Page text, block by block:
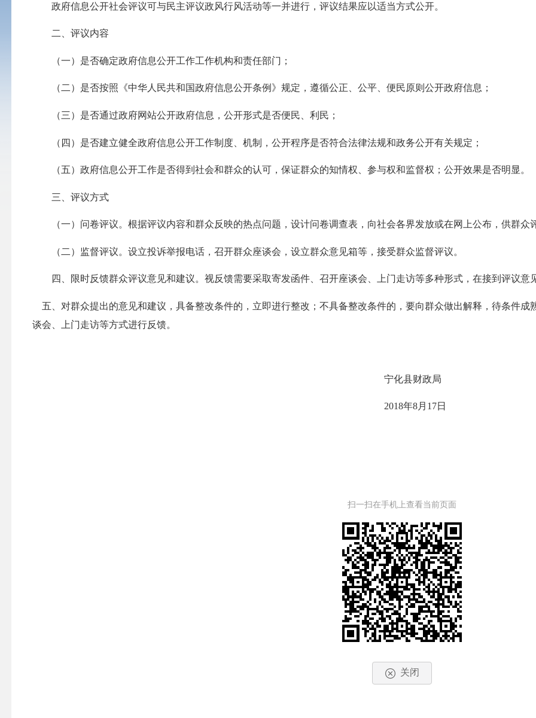
政府信息公开社会评议可与民主评议政风行风活动等一并进行，评议结果应以适当方式公开。
二、评议内容
（一）是否确定政府信息公开工作工作机构和责任部门；
（二）是否按照《中华人民共和国政府信息公开条例》规定，遵循公正、公平、便民原则公开政府信息；
（三）是否通过政府网站公开政府信息，公开形式是否便民、利民；
（四）是否建立健全政府信息公开工作制度、机制，公开程序是否符合法律法规和政务公开有关规定；
（五）政府信息公开工作是否得到社会和群众的认可，保证群众的知情权、参与权和监督权；公开效果是否明显。
三、评议方式
（一）问卷评议。根据评议内容和群众反映的热点问题，设计问卷调查表，向社会各界发放或在网上公布，供群众
（二）监督评议。设立投诉举报电话，召开群众座谈会，设立群众意见箱等，接受群众监督评议。
四、限时反馈群众评议意见和建议。视反馈需要采取寄发函件、召开座谈会、上门走访等多种形式，在接到评议意
五、对群众提出的意见和建议，具备整改条件的，立即进行整改；不具备整改条件的，要向群众做出解释，待条件
谈会、上门走访等方式进行反馈。
宁化县财政局
2018年8月 17日
扫一扫在手机上查看当前页面
关闭